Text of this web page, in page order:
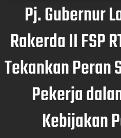
Pj. Gubernur
Rakerda II FSP
Tekankan Peran
Pekerja
Kebijakan